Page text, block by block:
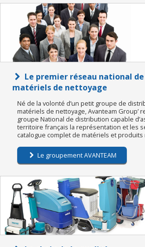
Le premier réseau national
matériels de nettoyage
Né de la volonté d’un petit groupe de
matériels de nettoyage, Avanteam Group’
groupe National de distribution capable
territoire français la représentation et les
catalogue complet de matériels et
Le groupement AVANTEAM